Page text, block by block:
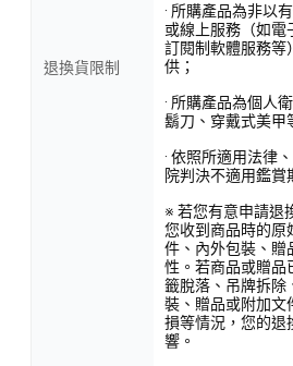
退換貨限制
· 所購產品為非以
或線上服務（如電
訂閱制軟體服務等
供；
· 所購產品為個人
鬍刀、穿戴式美甲
· 依照所適用法律
院判決不適用鑑賞
※ 若您有意申請退
您收到商品時的原
件、內外包裝、贈
性。若商品或贈品
籤脫落、吊牌拆除
裝、贈品或附加文
損等情況，您的退
響。